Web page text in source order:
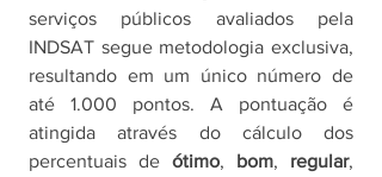
serviços públicos avaliados pela
INDSAT segue metodologia exclusiva,
resultando em um único número de
até 1.000 pontos. A pontuação é
atingida através do cálculo dos
percentuais de ótimo, bom, regular